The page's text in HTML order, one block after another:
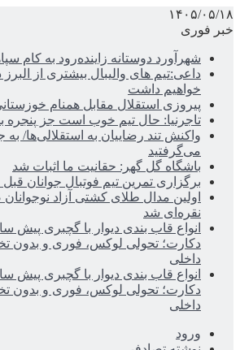
۱۴۰۵/۰۵/۱۸
خبر فوری
شهرآورد دوستانه زاینده‌رود به کام
داعی:تیم های والیبال بیشتری از
خواهیم داشت
پیروزی استقلال مقابل همنام
تاجرنیا: حال تیم خوب است جز پنجره
واکنش تند رضاییان به استقلالی‌ها/ به
می‌گرفتید
باشگاه گل گهر: حقانیت ما اثبات شد
برگزاری تمرین تیم فوتبال جوانان
اولین مدال طلای کشتی آزاد
نقره‌ای شد
انواع قاب بندی دیوار با گچبری پیش
دکارت؛ تحولی لوکس، فوری و بدون
داخلی
انواع قاب بندی دیوار با گچبری پیش
دکارت؛ تحولی لوکس، فوری و بدون
داخلی
ورود